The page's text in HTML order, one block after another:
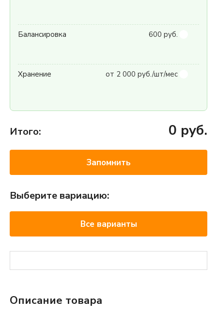
Балансировка 600 руб.
Хранение от 2 000 руб./шт/мес
Итого: 0 руб.
Запомнить
Выберите вариацию:
Все варианты
Описание товара